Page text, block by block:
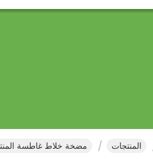
المنتجات مضخة خلاط غاطسة